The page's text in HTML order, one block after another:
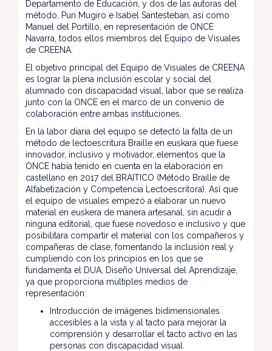
Departamento de Educación, y dos de las autoras del
método, Puri Mugiro e Isabel Santesteban, así como
Manuel del Portillo, en representación de ONCE
Navarra, todos ellos miembros del Equipo de Visuales
de CREENA.
El objetivo principal del Equipo de Visuales de CREENA
es lograr la plena inclusión escolar y social del
alumnado con discapacidad visual, labor que se realiza
junto con la ONCE en el marco de un convenio de
colaboración entre ambas instituciones.
En la labor diaria del equipo se detectó la falta de un
método de lectoescritura Braille en euskara que fuese
innovador, inclusivo y motivador, elementos que la
ONCE había tenido en cuenta en la elaboración en
castellano en 2017 del BRAITICO (Método Braille de
Alfabetización y Competencia Lectoescritora). Así que
el equipo de visuales empezó a elaborar un nuevo
material en euskera de manera artesanal, sin acudir a
ninguna editorial, que fuese novedoso e inclusivo y que
posibilitara compartir el material con los compañeros y
compañeras de clase, fomentando la inclusión real y
cumpliendo con los principios en los que se
fundamenta el DUA, Diseño Universal del Aprendizaje,
ya que proporciona múltiples medios de
representación:
Introducción de imágenes bidimensionales
accesibles a la vista y al tacto para mejorar la
comprensión y desarrollar el tacto activo en las
personas con discapacidad visual.